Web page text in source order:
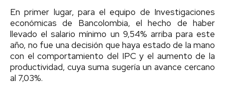
En primer lugar, para el equipo de Investigaciones
económicas de Bancolombia, el hecho de haber
llevado el salario mínimo un 9,54% arriba para este
año, no fue una decisión que haya estado de la mano
con el comportamiento del IPC y el aumento de la
productividad, cuya suma sugería un avance cercano
al 7,03%.